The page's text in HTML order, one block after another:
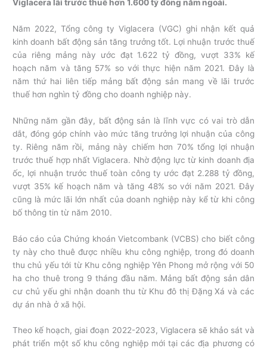
Viglacera lãi trước thuế hơn 1.600 tỷ đồng năm ngoái.
Năm 2022, Tổng công ty Viglacera (VGC) ghi nhận kết quả
kinh doanh bất động sản tăng trưởng tốt. Lợi nhuận trước thuế
của riêng mảng này ước đạt 1.622 tỷ đồng, vượt 33% kế
hoạch năm và tăng 57% so với thực hiện năm 2021. Đây là
năm thứ hai liên tiếp mảng bất động sản mang về lãi trước
thuế hơn nghìn tỷ đồng cho doanh nghiệp này.
Những năm gần đây, bất động sản là lĩnh vực có vai trò dẫn
dắt, đóng góp chính vào mức tăng trưởng lợi nhuận của công
ty. Riêng năm rồi, mảng này chiếm hơn 70% tổng lợi nhuận
trước thuế hợp nhất Viglacera. Nhờ động lực từ kinh doanh địa
ốc, lợi nhuận trước thuế toàn công ty ước đạt 2.288 tỷ đồng,
vượt 35% kế hoạch năm và tăng 48% so với năm 2021. Đây
cũng là mức lãi lớn nhất của doanh nghiệp này kể từ khi công
bố thông tin từ năm 2010.
Báo cáo của Chứng khoán Vietcombank (VCBS) cho biết công
ty này cho thuê được nhiều khu công nghiệp, trong đó doanh
thu chủ yếu tới từ Khu công nghiệp Yên Phong mở rộng với 50
ha cho thuê trong 9 tháng đầu năm. Mảng bất động sản dân
cư chủ yếu ghi nhận doanh thu từ Khu đô thị Đặng Xá và các
dự án nhà ở xã hội.
Theo kế hoạch, giai đoạn 2022-2023, Viglacera sẽ khảo sát và
phát triển một số khu công nghiệp mới tại các địa phương có